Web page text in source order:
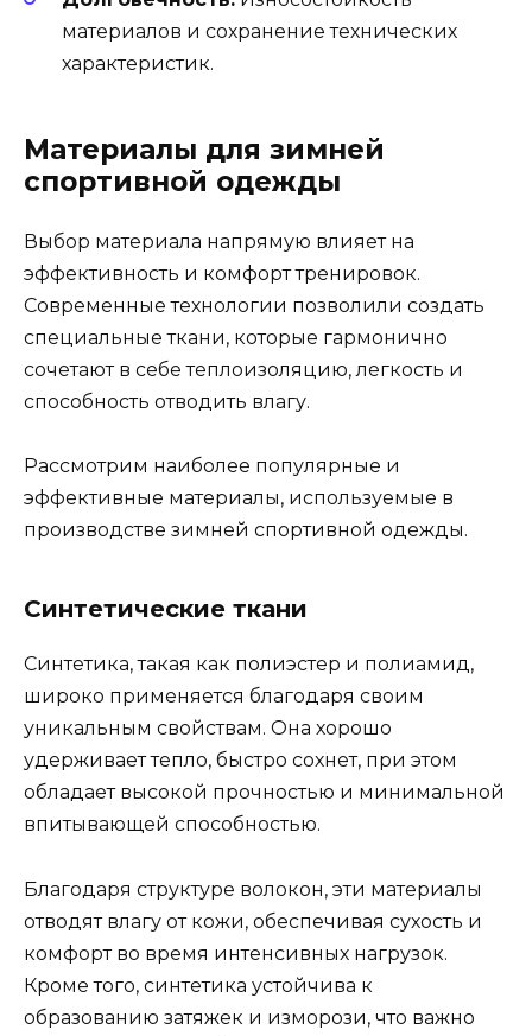
материалов и сохранение технических
характеристик.
Материалы для зимней
спортивной одежды
Выбор материала напрямую влияет на
эффективность и комфорт тренировок.
Современные технологии позволили создать
специальные ткани, которые гармонично
сочетают в себе теплоизоляцию, легкость и
способность отводить влагу.
Рассмотрим наиболее популярные и
эффективные материалы, используемые в
производстве зимней спортивной одежды.
Синтетические ткани
Синтетика, такая как полиэстер и полиамид,
широко применяется благодаря своим
уникальным свойствам. Она хорошо
удерживает тепло, быстро сохнет, при этом
обладает высокой прочностью и минимальной
впитывающей способностью.
Благодаря структуре волокон, эти материалы
отводят влагу от кожи, обеспечивая сухость и
комфорт во время интенсивных нагрузок.
Кроме того, синтетика устойчива к
образованию затяжек и изморози, что важно